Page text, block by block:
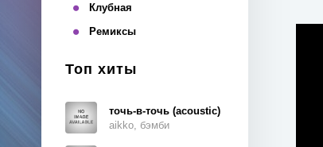
Клубная
Ремиксы
Топ хиты
точь-в-точь (acoustic)
aikko, бэмби